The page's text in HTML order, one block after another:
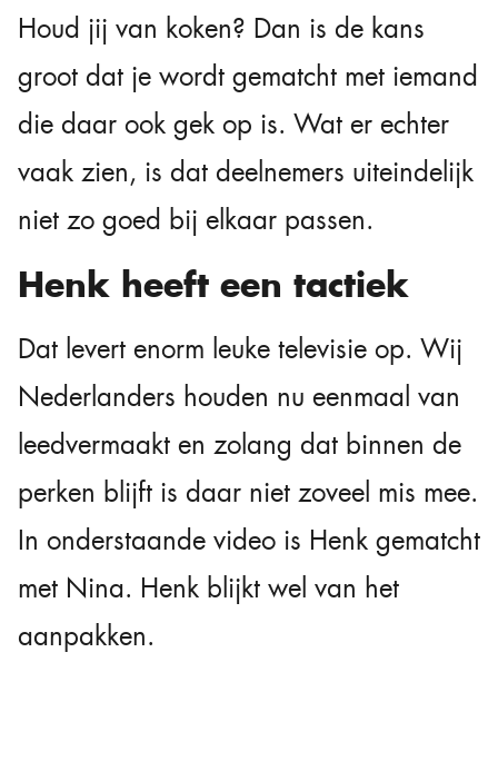
Houd jij van koken? Dan is de kans
groot dat je wordt gematcht met iemand
die daar ook gek op is. Wat er echter
vaak zien, is dat deelnemers uiteindelijk
niet zo goed bij elkaar passen.
Henk heeft een tactiek
Dat levert enorm leuke televisie op. Wij
Nederlanders houden nu eenmaal van
leedvermaakt en zolang dat binnen de
perken blijft is daar niet zoveel mis mee.
In onderstaande video is Henk gematcht
met Nina. Henk blijkt wel van het
aanpakken.